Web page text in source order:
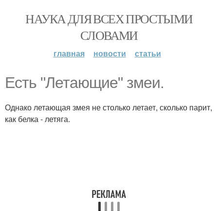
НАУКА ДЛЯ ВСЕХ ПРОСТЫМИ
СЛОВАМИ
главная новости статьи
Есть "Летающие" змеи.
Однако летающая змея не столько летает, сколько парит,
как белка - летяга.